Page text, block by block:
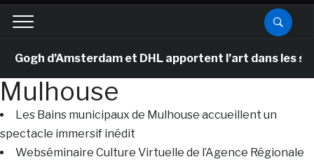
d’Amsterdam et DHL apportent l’art dans les
Mulhouse
Les Bains municipaux de Mulhouse accueillent un
spectacle immersif inédit
Webséminaire Culture Virtuelle de l’Agence Régionale